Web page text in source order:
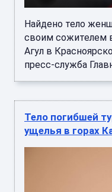
Найдено тело
своим сожителем
Агул в
пресс-служба
Тело погибшей
ущелья в горах